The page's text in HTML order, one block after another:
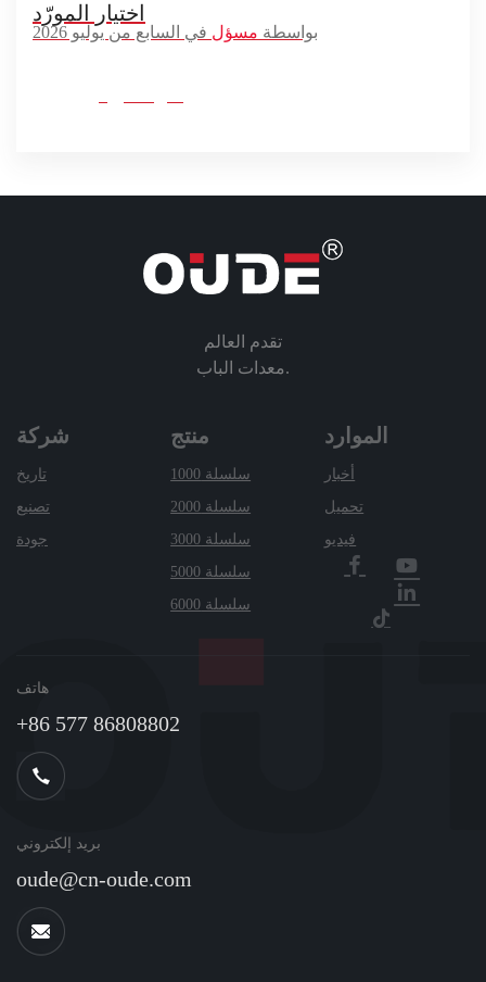
اختيار المورّد
بواسطة مسؤل في السابع من يوليو 2026
تقدم العالم
معدات الباب.
شركة
تاريخ
تصنيع
جودة
منتج
سلسلة 1000
سلسلة 2000
سلسلة 3000
سلسلة 5000
سلسلة 6000
الموارد
أخبار
تحميل
فيديو
هاتف
+86 577 86808802
بريد إلكتروني
oude@cn-oude.com